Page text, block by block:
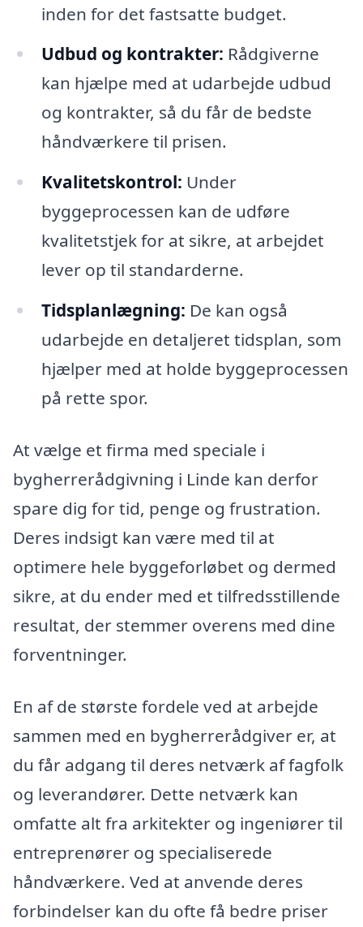
inden for det fastsatte budget.
Udbud og kontrakter: Rådgiverne
kan hjælpe med at udarbejde udbud
og kontrakter, så du får de bedste
håndværkere til prisen.
Kvalitetskontrol: Under
byggeprocessen kan de udføre
kvalitetstjek for at sikre, at arbejdet
lever op til standarderne.
Tidsplanlægning: De kan også
udarbejde en detaljeret tidsplan, som
hjælper med at holde byggeprocessen
på rette spor.
At vælge et firma med speciale i
bygherrerådgivning i Linde kan derfor
spare dig for tid, penge og frustration.
Deres indsigt kan være med til at
optimere hele byggeforløbet og dermed
sikre, at du ender med et tilfredsstillende
resultat, der stemmer overens med dine
forventninger.
En af de største fordele ved at arbejde
sammen med en bygherrerådgiver er, at
du får adgang til deres netværk af fagfolk
og leverandører. Dette netværk kan
omfatte alt fra arkitekter og ingeniører til
entreprenører og specialiserede
håndværkere. Ved at anvende deres
forbindelser kan du ofte få bedre priser